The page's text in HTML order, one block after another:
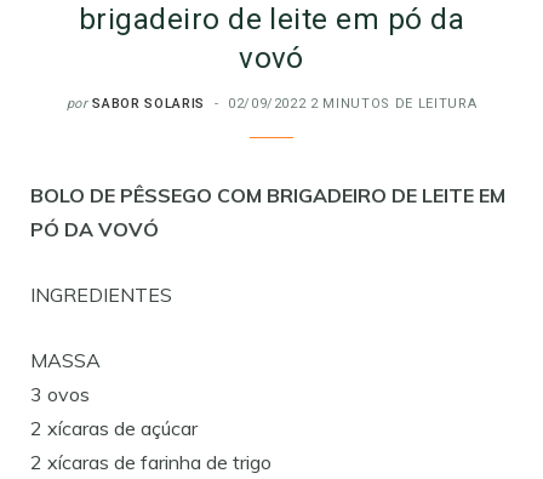
brigadeiro de leite em pó da
vovó
por SABOR SOLARIS 02/09/2022 2 MINUTOS DE LEITURA
BOLO DE PÊSSEGO COM BRIGADEIRO DE LEITE EM
PÓ DA VOVÓ
INGREDIENTES
MASSA
3 ovos
2 xícaras de açúcar
2 xícaras de farinha de trigo